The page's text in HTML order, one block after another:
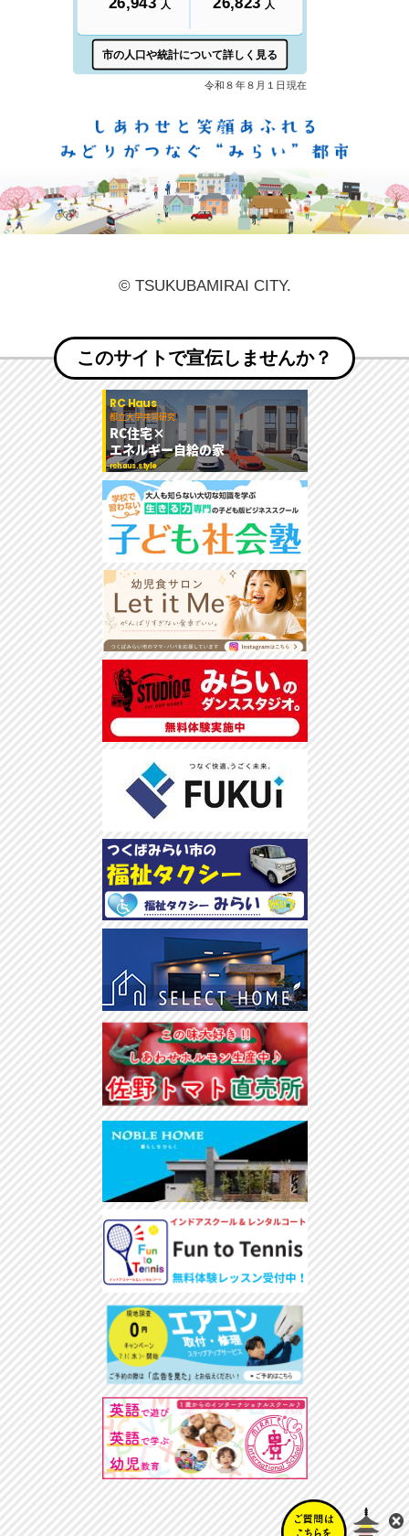
© TSUKUBAMIRAI CITY.
このサイトで宣伝しませんか？